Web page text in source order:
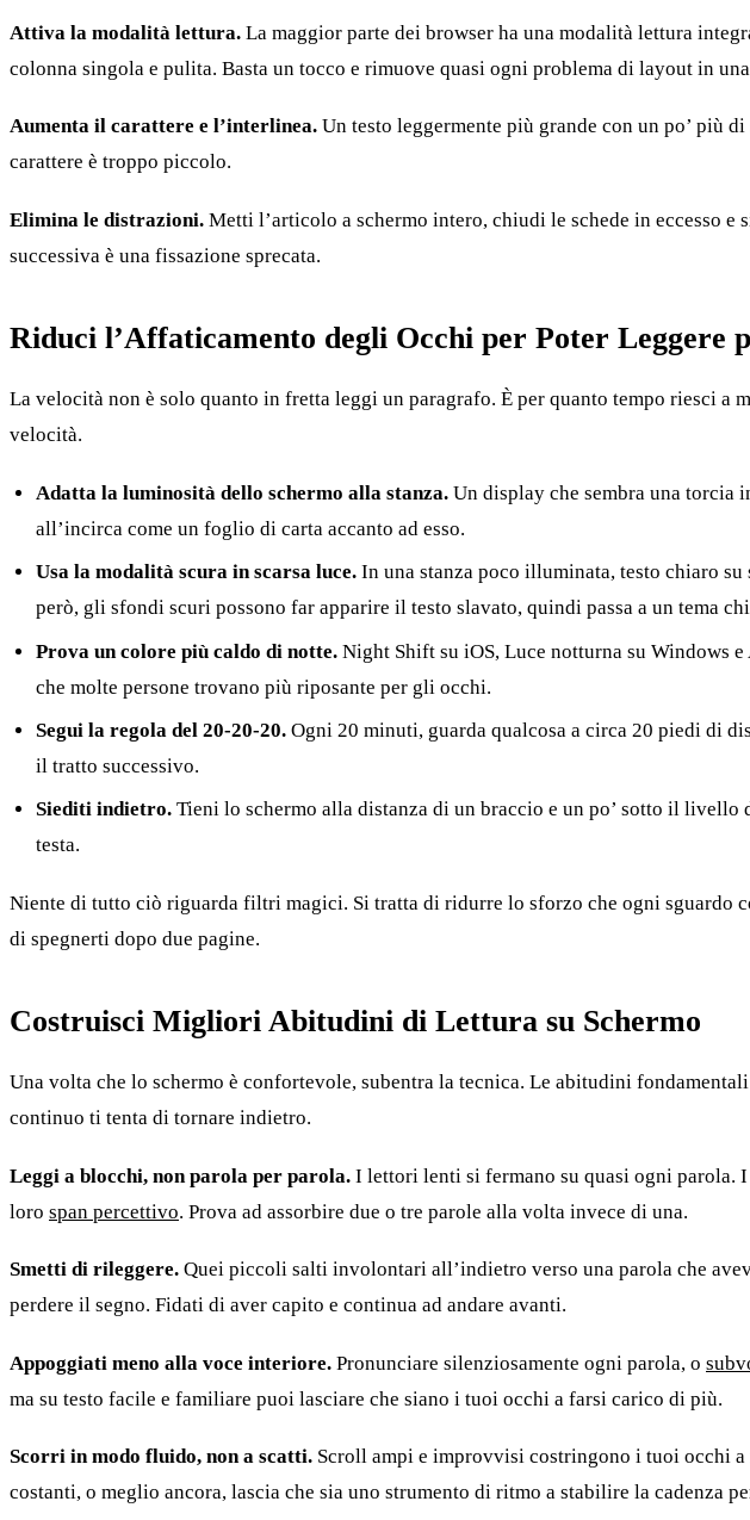
Attiva la modalità lettura. La maggior parte dei browser ha una modalità lettura
colonna singola e pulita. Basta un tocco e rimuove quasi ogni problema di layout in
Aumenta il carattere e l’interlinea. Un testo leggermente più grande con un po’ più
carattere è troppo piccolo.
Elimina le distrazioni. Metti l’articolo a schermo intero, chiudi le schede in eccesso e
successiva è una fissazione sprecata.
Riduci l’Affaticamento degli Occhi per Poter Leggere
La velocità non è solo quanto in fretta leggi un paragrafo. È per quanto tempo riesci
velocità.
Adatta la luminosità dello schermo alla stanza. Un display che sembra una torcia
all’incirca come un foglio di carta accanto ad esso.
Usa la modalità scura in scarsa luce. In una stanza poco illuminata, testo chiaro
però, gli sfondi scuri possono far apparire il testo slavato, quindi passa a un tema
Prova un colore più caldo di notte. Night Shift su iOS, Luce notturna su Windows
che molte persone trovano più riposante per gli occhi.
Segui la regola del 20-20-20. Ogni 20 minuti, guarda qualcosa a circa 20 piedi di
il tratto successivo.
Siediti indietro. Tieni lo schermo alla distanza di un braccio e un po’ sotto il
testa.
Niente di tutto ciò riguarda filtri magici. Si tratta di ridurre lo sforzo che ogni sguardo
di spegnerti dopo due pagine.
Costruisci Migliori Abitudini di Lettura su Schermo
Una volta che lo schermo è confortevole, subentra la tecnica. Le abitudini
continuo ti tenta di tornare indietro.
Leggi a blocchi, non parola per parola. I lettori lenti si fermano su quasi ogni
loro span percettivo. Prova ad assorbire due o tre parole alla volta invece di una.
Smetti di rileggere. Quei piccoli salti involontari all’indietro verso una parola che
perdere il segno. Fidati di aver capito e continua ad andare avanti.
Appoggiati meno alla voce interiore. Pronunciare silenziosamente ogni parola, o
ma su testo facile e familiare puoi lasciare che siano i tuoi occhi a farsi carico di più.
Scorri in modo fluido, non a scatti. Scroll ampi e improvvisi costringono i tuoi occhi
costanti, o meglio ancora, lascia che sia uno strumento di ritmo a stabilire la cadenza